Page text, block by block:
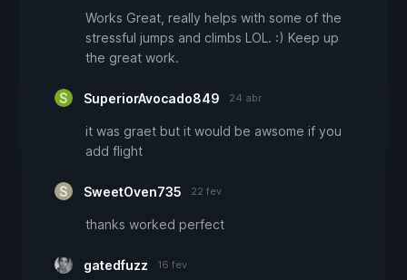
Works Great, really helps with some of the
stressful jumps and climbs LOL. :) Keep up
the great work.
SuperiorAvocado849 24 abr
it was graet but it would be awsome if you
add flight
SweetOven735 22 fev
thanks worked perfect
gatedfuzz 16 fev